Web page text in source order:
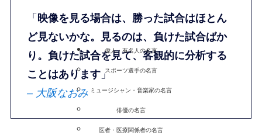
「 映像を見る場合は、勝った試合はほとん
ど見ないかな。見るのは、負けた試合ばか
り。負けた試合を見て、客観的に分析する
ことはあります」
– 大阪なおみ
偉人・有名人の名言
スポーツ選手の名言
ミュージシャン・音楽家の名言
俳優の名言
医者・医療関係者の名言